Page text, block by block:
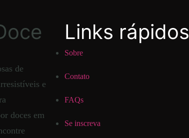
de
e
doces em
Links rápidos
Sobre
Contato
FAQs
Se inscreva